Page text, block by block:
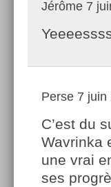
Jérôme 7
Perse 7 juin
C’est du
Wavrinka
une vrai
ses